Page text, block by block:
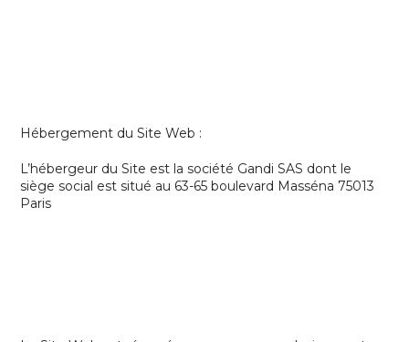
Hébergement du Site Web :
L’hébergeur du Site est la société Gandi SAS dont le
siège social est situé au 63-65 boulevard Masséna 75013
Paris